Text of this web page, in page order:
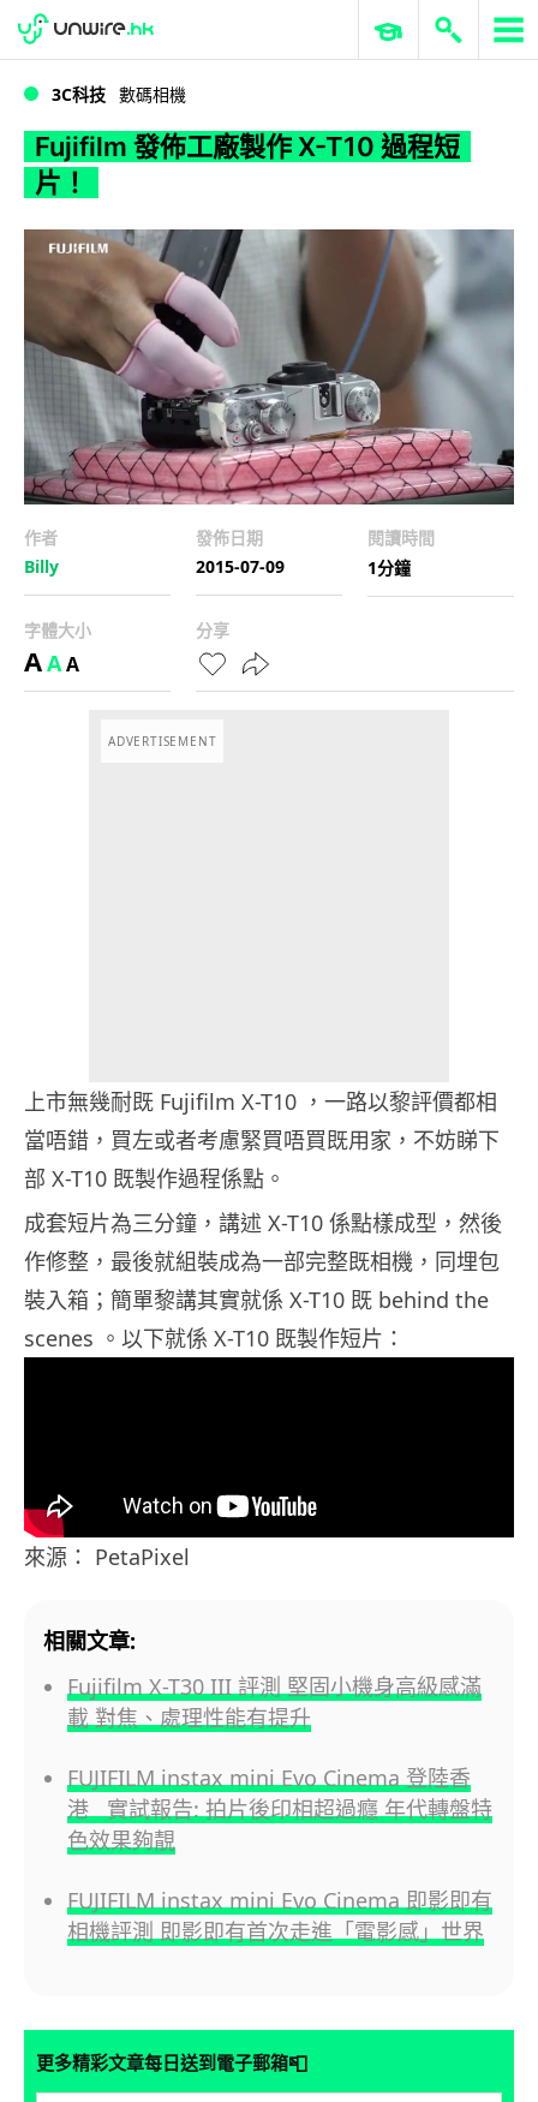
Fujifilm 發佈工廠製作 X-T10 過程短片！
WWDC 2026 ERP 與商業 AI
3C科技 數碼相機
Fujifilm 發佈工廠製作 X-T10 過程短
片！
作者
Billy
發佈日期
2015-07-09
閱讀時間
1分鐘
字體大小
AAA
分享
ADVERTISEMENT
上市無幾耐既 Fujifilm X-T10 ，一路以黎評價都相
當唔錯，買左或者考慮緊買唔買既用家，不妨睇下
部 X-T10 既製作過程係點。
成套短片為三分鐘，講述 X-T10 係點樣成型，然後
作修整，最後就組裝成為一部完整既相機，同埋包
裝入箱；簡單黎講其實就係 X-T10 既 behind the
scenes 。以下就係 X-T10 既製作短片：
來源： PetaPixel
相關文章:
Fujifilm X-T30 III 評測 堅固小機身高級感滿
載 對焦、處理性能有提升
FUJIFILM instax mini Evo Cinema 登陸香
港 實試報告: 拍片後印相超過癮 年代轉盤特
色效果夠靚
FUJIFILM instax mini Evo Cinema 即影即有
相機評測 即影即有首次走進「電影感」世界
更多精彩文章每日送到電子郵箱📮